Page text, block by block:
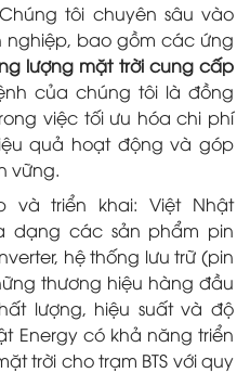
tôi chuyên sâu vào
bao gồm các ứng
lượng mặt trời cung cấp
của chúng tôi là đồng
việc tối ưu hóa chi phí
quả hoạt động và góp
vững.
và triển khai: Việt Nhật
dạng các sản phẩm pin
hệ thống lưu trữ (pin
thương hiệu hàng đầu
lượng, hiệu suất và độ
Energy có khả năng triển
trời cho trạm BTS với quy